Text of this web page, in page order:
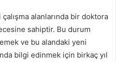
alanlarında bir doktora
sahiptir. Bu durum
ve bu alandaki yeni
bilgi edinmek için birkaç yıl